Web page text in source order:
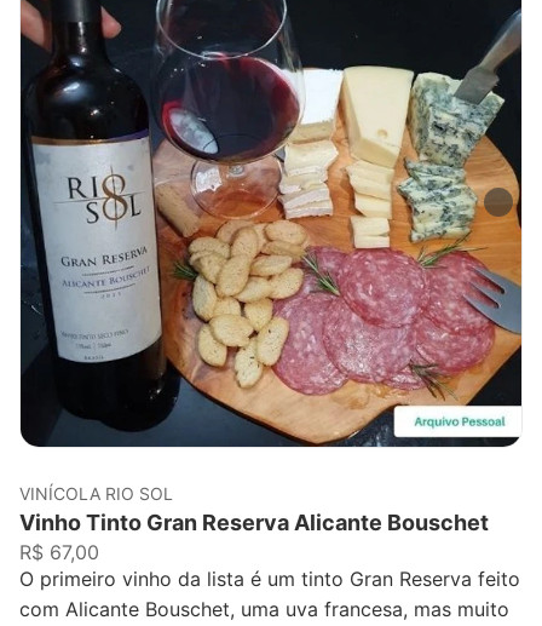
VINÍCOLA RIO SOL
Vinho Tinto Gran Reserva Alicante Bouschet
R$ 67,00
O primeiro vinho da lista é um tinto Gran Reserva feito
com Alicante Bouschet, uma uva francesa, mas muito